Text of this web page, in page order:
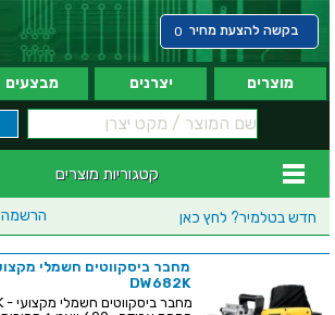
בקשה להצעת מחיר 0
מוצרים יצרנים מבצעים
קטגוריות מוצרים
חדש בטלמיר? לחץ כאן הרשמה
DW682K